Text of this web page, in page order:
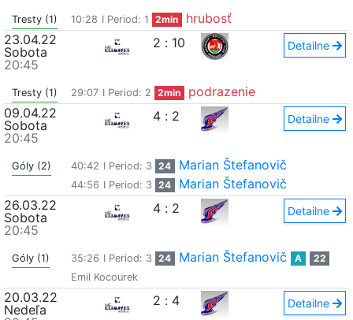
Tresty (1) 10:28 I Period: 1 2min
hrubosť
23.04.22
Sobota
20:45
2 : 10 Detailne
Tresty (1) 29:07 I Period: 2 2min
podrazenie
09.04.22
Sobota
20:45
4 : 2 Detailne
Góly (2) 40:42 I Period: 3 24 Marian Štefanovič
44:56 I Period: 3 24
Marian Štefanovič
26.03.22
Sobota
20:45
4 : 2 Detailne
Góly (1) 35:26 I Period: 3 24 Marian Štefanovič A
22
Emil Kocourek
20.03.22
Nedeľa
2 : 4 Detailne